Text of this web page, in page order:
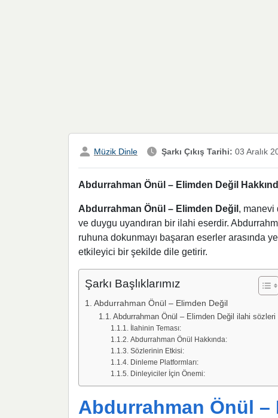
Müzik Dinle Şarkı Çıkış Tarihi: 03 Aralık
Abdurrahman Önül – Elimden Değil
Abdurrahman Önül – Elimden Değil , manevi
ve duygu uyandıran bir ilahi eserdir.
ruhuna dokunmayı başaran eserler arasında
etkileyici bir şekilde dile getirir.
Şarkı Başlıklarımız
Abdurrahman Önül – Elimden Değil
Abdurrahman Önül – Elimden Değil ilahi sözleri
İlahinin Teması:
Abdurrahman Önül Hakkında:
Sözlerinin Etkisi:
Dinleme Platformları:
Dinleyiciler İçin Önemi:
Abdurrahman Önül –